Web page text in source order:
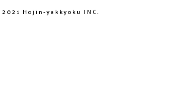
Hojin-yakkyoku INC.